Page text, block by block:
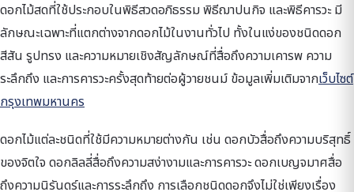
ดอกไม้สดที่ใช้ประกอบในพิธีสวดอภิธรรม พิธีฌาปนกิจ และพิธีคารวะ มี
ลักษณะเฉพาะที่แตกต่างจากดอกไม้ในงานทั่วไป ทั้งในแง่ของชนิดดอก
สีสัน รูปทรง และความหมายเชิงสัญลักษณ์ที่สื่อถึงความเคารพ ความ
ระลึกถึง และการคารวะครั้งสุดท้ายต่อผู้วายชนม์ ข้อมูลเพิ่มเติมจากเว็บไซต์
กรุงเทพมหานคร
ดอกไม้แต่ละชนิดที่ใช้มีความหมายต่างกัน เช่น ดอกบัวสื่อถึงความบริสุทธิ์
ของจิตใจ ดอกลิลลี่สื่อถึงความสง่างามและการคารวะ ดอกเบญจมาศสื่อ
ถึงความนิรันดร์และการระลึกถึง การเลือกชนิดดอกจึงไม่ใช่เพียงเรื่อง